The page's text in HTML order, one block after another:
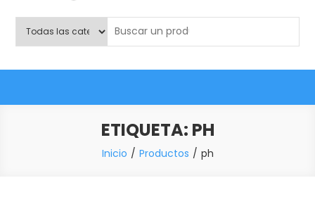
Shop Bubbles Feathers And
More
ETIQUETA: PH
Inicio Productos ph